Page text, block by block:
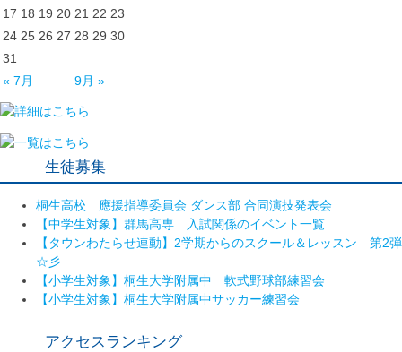
17 18 19 20 21 22 23
24 25 26 27 28 29 30
31
« 7月
9月 »
生徒募集
桐生高校 應援指導委員会 ダンス部 合同演技発表会
【中学生対象】群馬高専 入試関係のイベント一覧
【タウンわたらせ連動】2学期からのスクール＆レッスン 第2弾
☆彡
【小学生対象】桐生大学附属中 軟式野球部練習会
【小学生対象】桐生大学附属中サッカー練習会
アクセスランキング